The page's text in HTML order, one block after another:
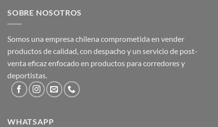
SOBRE NOSOTROS
Somos una empresa chilena comprometida en vender
productos de calidad, con despacho y un servicio de post-
venta eficaz enfocado en productos para corredores y
deportistas.
WHATSAPP